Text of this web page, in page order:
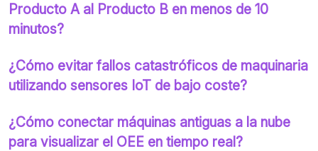
Producto A al Producto B en menos de 10
minutos?
¿Cómo evitar fallos catastróficos de maquinaria
utilizando sensores IoT de bajo coste?
¿Cómo conectar máquinas antiguas a la nube
para visualizar el OEE en tiempo real?